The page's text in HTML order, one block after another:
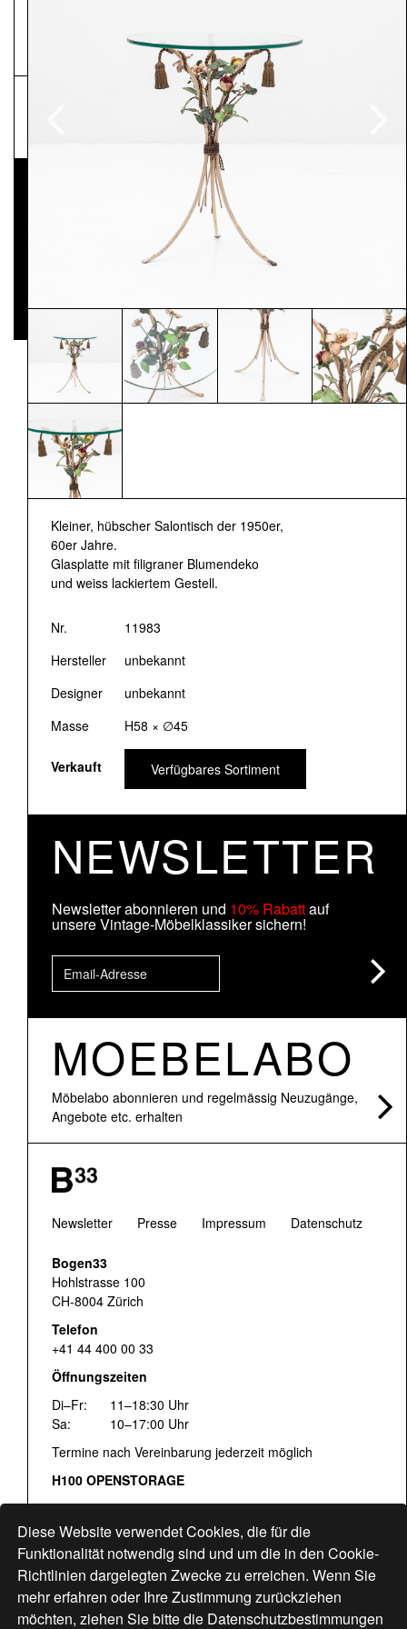
Diese Website verwendet Cookies, die für die
Funktionalität notwendig sind und um die in den Cookie-
Richtlinien dargelegten Zwecke zu erreichen. Wenn Sie
mehr erfahren oder Ihre Zustimmung zurückziehen
möchten, ziehen Sie bitte die Datenschutzbestimmungen
Kleiner, hübscher Salontisch der 1950er,
60er Jahre.
Glasplatte mit filigraner Blumendeko
und weiss lackiertem Gestell.
Nr.
11983
Hersteller
unbekannt
Designer
unbekannt
Masse
H58 × ∅45
Verkauft Verfügbares Sortiment
NEWSLETTER
Newsletter abonnieren und 10% Rabattauf
unsere Vintage-Möbelklassiker sichern!
MOEBELABO
Möbelabo abonnieren und regelmässig Neuzugänge,
Angebote etc. erhalten
Newsletter Presse Impressum Datenschutz
Bogen33
Hohlstrasse 100
CH-8004 Zürich
Telefon
+41 44 400 00 33
Öffnungszeiten
Di–Fr:
11–18:30 Uhr
Sa:
10–17:00 Uhr
Termine nach Vereinbarung jederzeit möglich
H100 OPENSTORAGE
Fr:
16:00–18:30 Uhr
Sa: 12:00–17:00 Uhr
Hohlstrasse 122
www.bogen33.ch
Pressematerial